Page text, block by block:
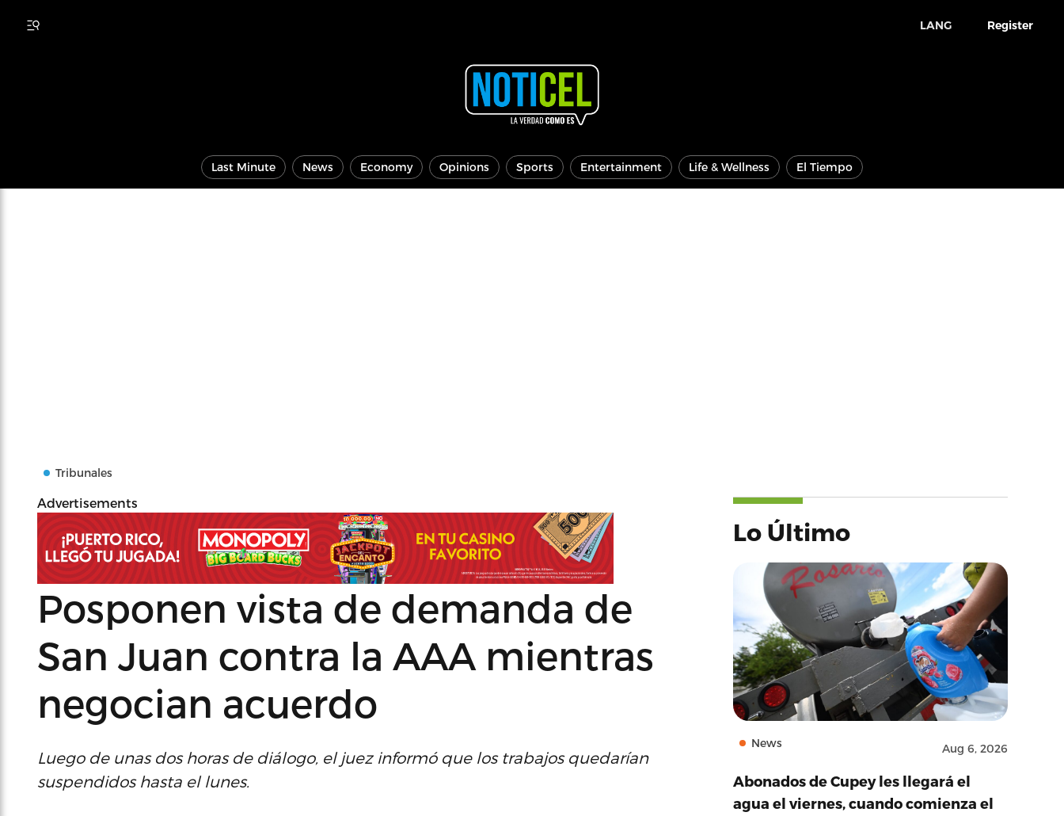
LANG Register
Last Minute News Economy Opinions Sports Entertainment Life & Wellness El Tiempo
Tribunales
Advertisements
Posponen vista de demanda de
San Juan contra la AAA mientras
negocian acuerdo
Luego de unas dos horas de diálogo, el juez informó que los trabajos quedarían
suspendidos hasta el lunes.
Lo Último
News Aug 6, 2026
Abonados de Cupey les llegará el
agua el viernes, cuando comienza el